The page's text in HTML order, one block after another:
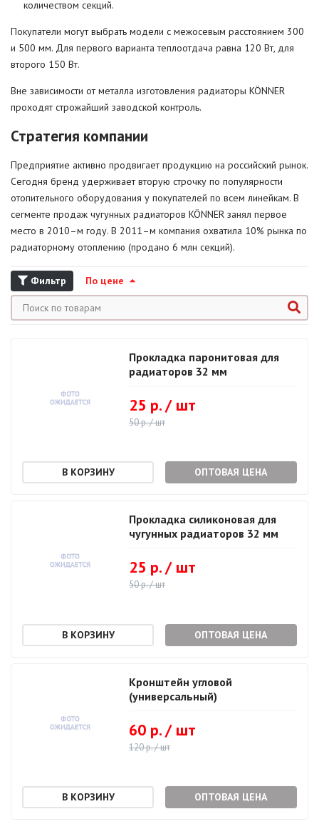
количеством секций.
Покупатели могут выбрать модели с межосевым расстоянием 300
и 500 мм. Для первого варианта теплоотдача равна 120 Вт, для
второго 150 Вт.
Вне зависимости от металла изготовления радиаторы KÖNNER
проходят строжайший заводской контроль.
Стратегия компании
Предприятие активно продвигает продукцию на российский рынок.
Сегодня бренд удерживает вторую строчку по популярности
отопительного оборудования у покупателей по всем линейкам. В
сегменте продаж чугунных радиаторов KÖNNER занял первое
место в 2010–м году. В 2011–м компания охватила 10% рынка по
радиаторному отоплению (продано 6 млн секций).
Фильтр По цене
Прокладка паронитовая для
радиаторов 32 мм
25 р. / шт
50 р. / шт
ОПТОВАЯ ЦЕНА
Прокладка силиконовая для
чугунных радиаторов 32 мм
25 р. / шт
50 р. / шт
ОПТОВАЯ ЦЕНА
Кронштейн угловой
(универсальный)
60 р. / шт
120 р. / шт
ОПТОВАЯ ЦЕНА